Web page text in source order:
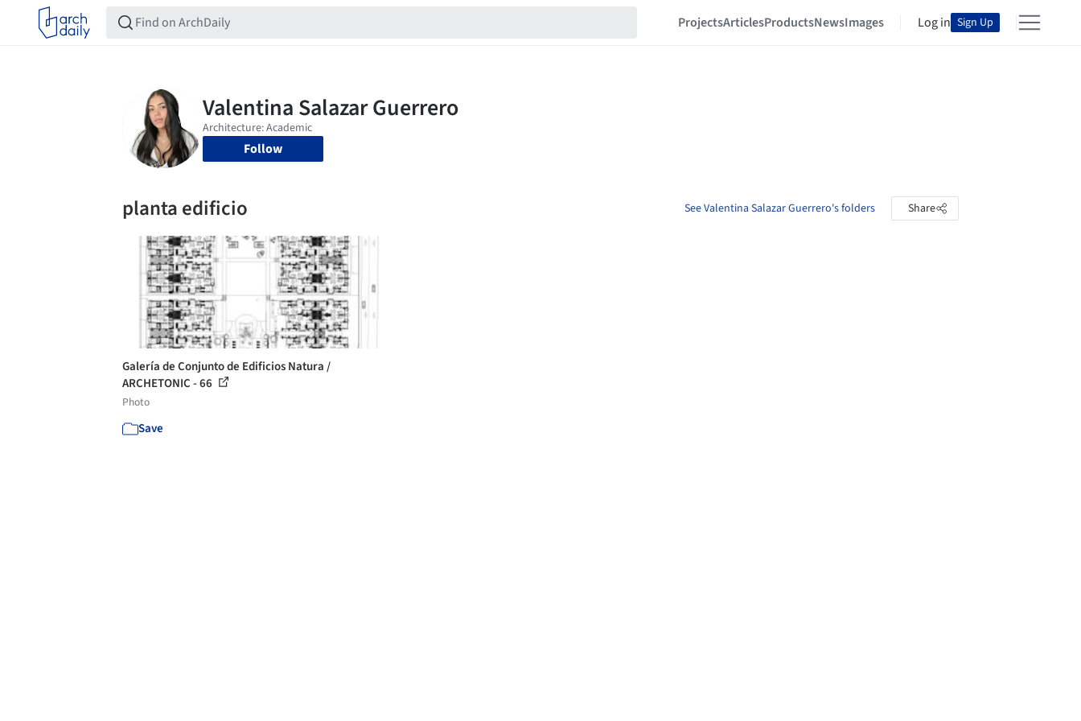
ProjectsArticlesProductsNewsImages Log in Sign Up
Follow
planta edificio See Valentina Salazar Guerrero's folders Share
Galería de Conjunto de Edificios Natura /
ARCHETONIC - 66
Photo
Save